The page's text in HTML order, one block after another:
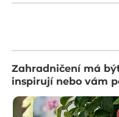
Zahradničení má
inspirují nebo vám